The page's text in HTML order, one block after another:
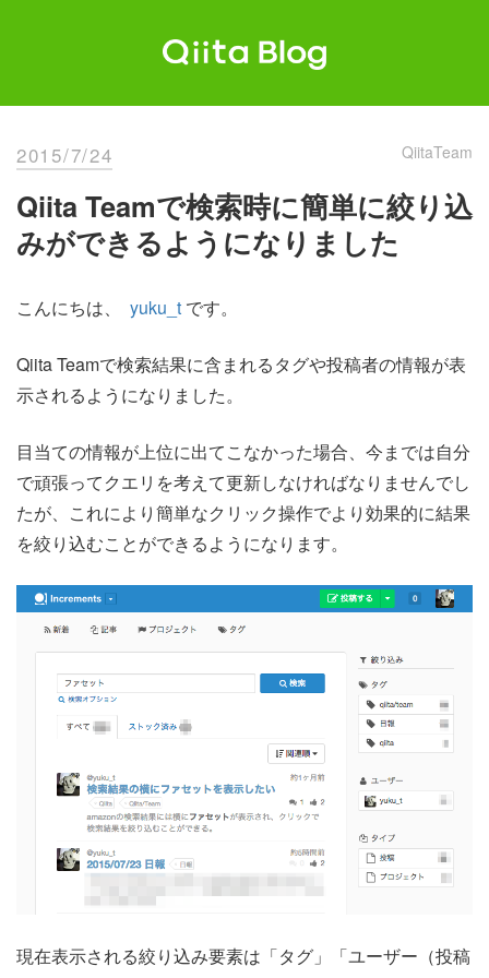
2015/7/24 QiitaTeam
Qiita Teamで検索時に簡単に絞り込
みができるようになりました
こんにちは、 yuku_t です。
Qiita Teamで検索結果に含まれるタグや投稿者の情報が表
示されるようになりました。
目当ての情報が上位に出てこなかった場合、今までは自分
で頑張ってクエリを考えて更新しなければなりませんでし
たが、これにより簡単なクリック操作でより効果的に結果
を絞り込むことができるようになります。
現在表示される絞り込み要素は「タグ」「ユーザー（投稿